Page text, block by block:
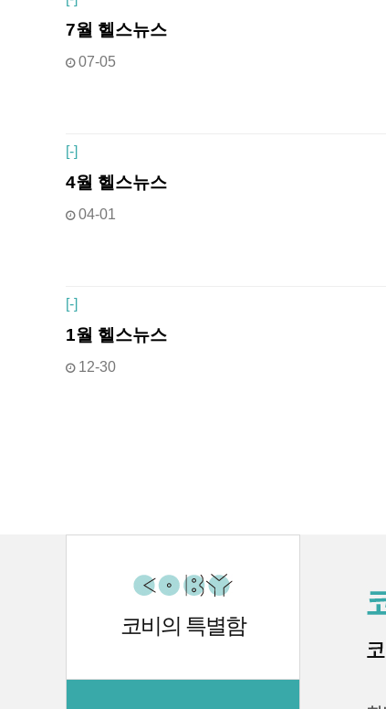
7월 헬스뉴스
07-05
[-]
4월 헬스뉴스
04-01
[-]
1월 헬스뉴스
12-30
코비의 특별함